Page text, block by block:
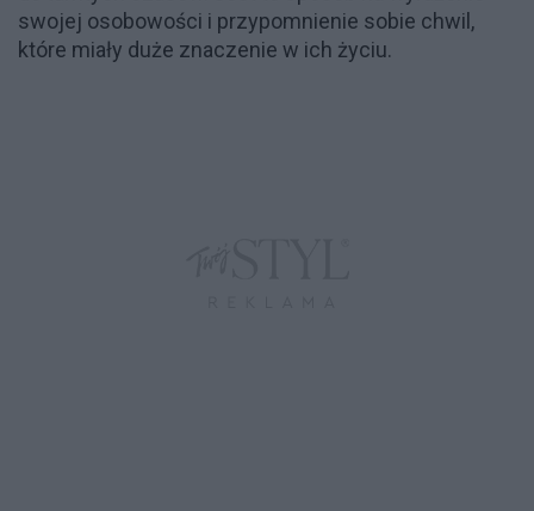
swojej osobowości i przypomnienie sobie chwil,
które miały duże znaczenie w ich życiu.